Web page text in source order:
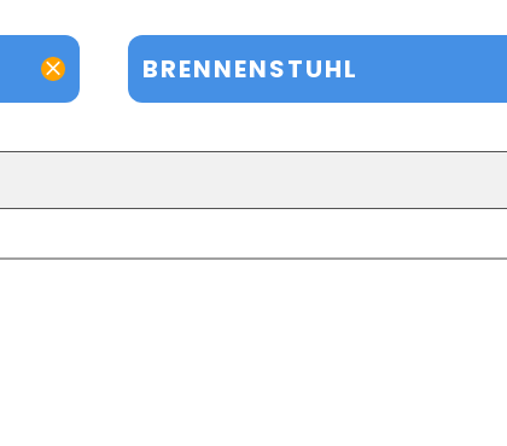
BRENNENSTUHL